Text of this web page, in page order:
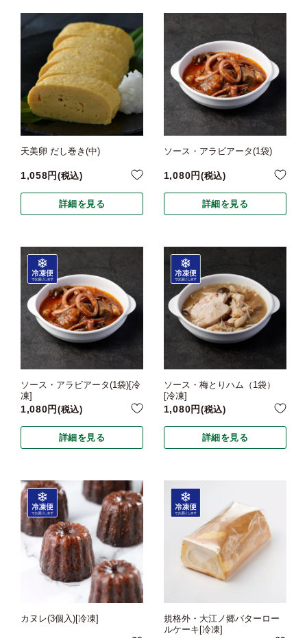
天美卵 だし巻き(中)
1,058 税込
詳細を見る
ソース・アラビアータ(1袋)
1,080 税込
詳細を見る
ソース・アラビアータ(1袋)[冷
凍]
1,080 税込
詳細を見る
ソース・梅とりハム（1袋）
[冷凍]
1,080 税込
詳細を見る
カヌレ(3個入)[冷凍]
規格外・大江ノ郷バターロー
ルケーキ[冷凍]